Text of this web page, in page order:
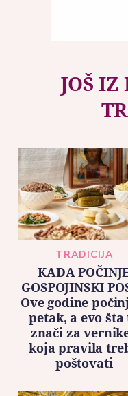
JOŠ IZ
TRADICIJA
KADA
GOSPOJINSKI
Ove godine
petak, a evo šta
znači za
koja pravila
poštovati